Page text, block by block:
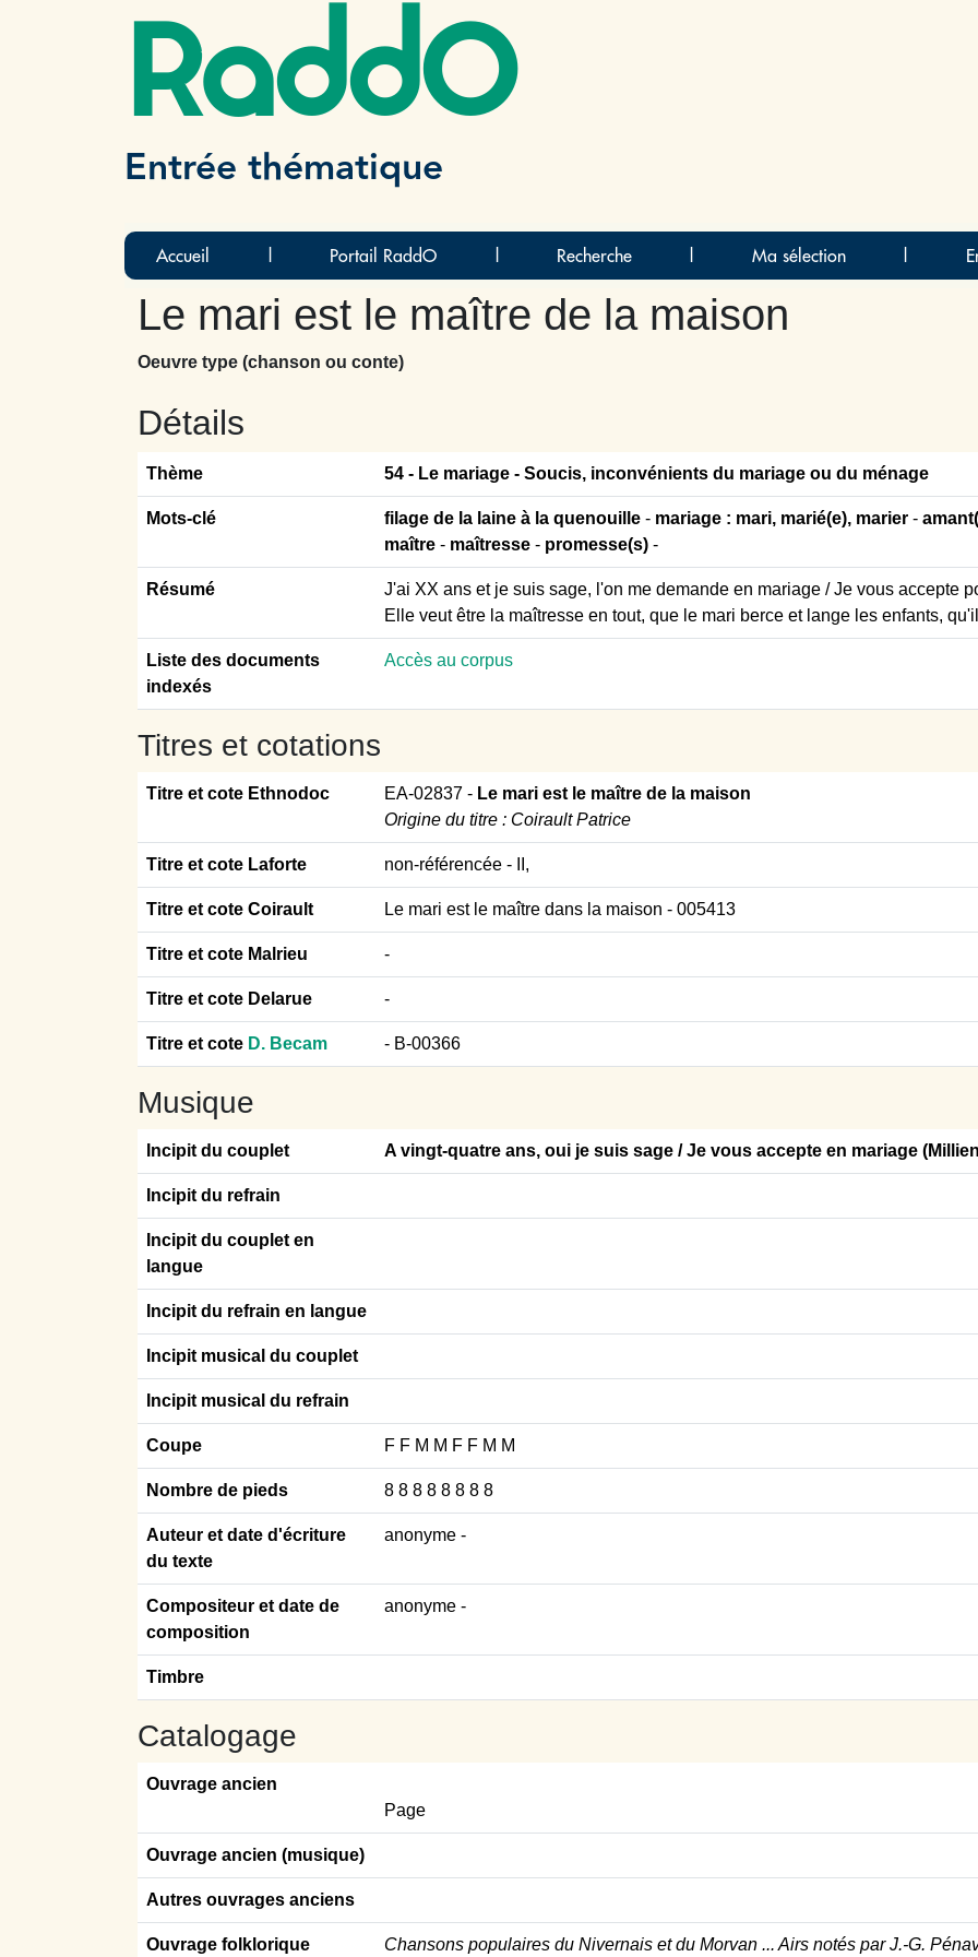
RaddO
Entrée thématique
Accueil Portail RaddO Recherche Ma sélection
Le mari est le maître de la maison
Oeuvre type (chanson ou conte)
Détails
Thème 54 - Le mariage - Soucis, inconvénients du mariage ou du ménage
Mots-clé filage de la laine à la quenouille - mariage : mari, marié(e), marier -
maître - maîtresse - promesse(s) -
Résumé
J'ai XX ans et je suis sage, l'on me demande en mariage / Je vous accepte
Elle veut être la maîtresse en tout, que le mari berce et lange les enfants,
Liste des documents
indexés
Accès au corpus
Titres et cotations
Titre et cote Ethnodoc EA-02837 - Le mari est le maître de la maison
Origine du titre : Coirault Patrice
Titre et cote Laforte non-référencée - II,
Titre et cote Coirault Le mari est le maître dans la maison - 005413
Titre et cote Malrieu -
Titre et cote Delarue -
Titre et cote D. Becam - B-00366
Musique
Incipit du couplet A vingt-quatre ans, oui je suis sage / Je vous accepte en mariage
Incipit du refrain
Incipit du couplet en
langue
Incipit du refrain en langue
Incipit musical du couplet
Incipit musical du refrain
Coupe F F M M F F M M
Nombre de pieds 8 8 8 8 8 8 8 8
Auteur et date d'écriture
du texte
anonyme -
Compositeur et date de
composition
anonyme -
Timbre
Catalogage
Ouvrage ancien
Page
Ouvrage ancien (musique)
Autres ouvrages anciens
Ouvrage folklorique Chansons populaires du Nivernais et du Morvan ... Airs notés par J.-G.